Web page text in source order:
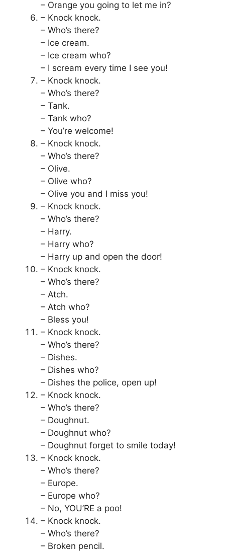
– Orange you going to let me in?
– Knock knock.
– Who’s there?
– Ice cream.
– Ice cream who?
– I scream every time I see you!
– Knock knock.
– Who’s there?
– Tank.
– Tank who?
– You’re welcome!
– Knock knock.
– Who’s there?
– Olive.
– Olive who?
– Olive you and I miss you!
– Knock knock.
– Who’s there?
– Harry.
– Harry who?
– Harry up and open the door!
– Knock knock.
– Who’s there?
– Atch.
– Atch who?
– Bless you!
– Knock knock.
– Who’s there?
– Dishes.
– Dishes who?
– Dishes the police, open up!
– Knock knock.
– Who’s there?
– Doughnut.
– Doughnut who?
– Doughnut forget to smile today!
– Knock knock.
– Who’s there?
– Europe.
– Europe who?
– No, YOU’RE a poo!
– Knock knock.
– Who’s there?
– Broken pencil.